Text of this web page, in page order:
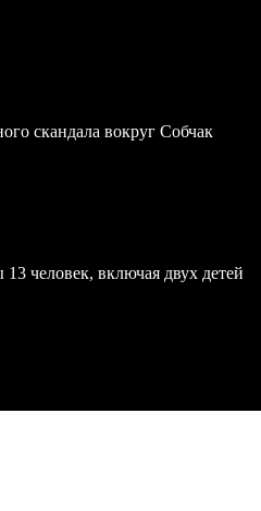
скандала вокруг Собчак
человек, включая двух детей